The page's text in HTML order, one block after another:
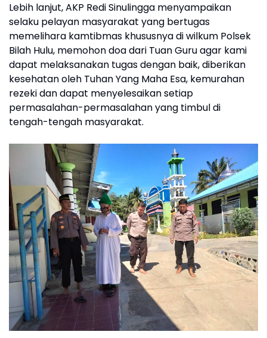
Lebih lanjut, AKP Redi Sinulingga menyampaikan
selaku pelayan masyarakat yang bertugas
memelihara kamtibmas khususnya di wilkum Polsek
Bilah Hulu, memohon doa dari Tuan Guru agar kami
dapat melaksanakan tugas dengan baik, diberikan
kesehatan oleh Tuhan Yang Maha Esa, kemurahan
rezeki dan dapat menyelesaikan setiap
permasalahan-permasalahan yang timbul di
tengah-tengah masyarakat.